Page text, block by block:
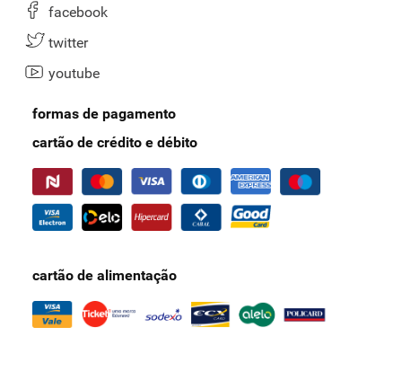
facebook
twitter
youtube
formas de pagamento
cartão de crédito e débito
cartão de alimentação